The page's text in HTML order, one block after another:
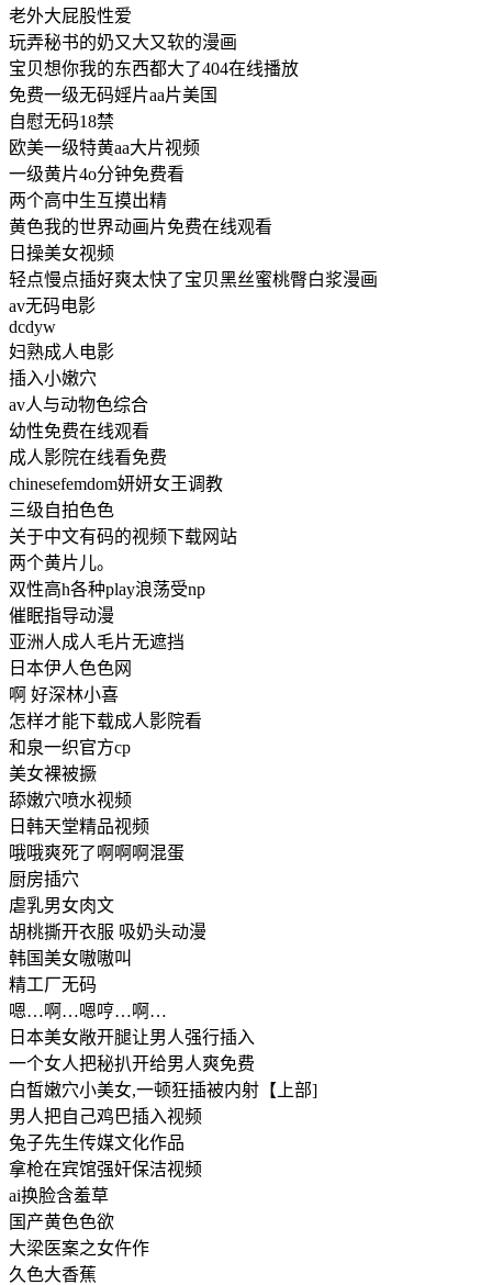
老外大屁股性爱
玩弄秘书的奶又大又软的漫画
宝贝想你我的东西都大了404在线播放
免费一级无码婬片aa片美国
自慰无码18禁
欧美一级特黄aa大片视频
一级黄片4o分钟免费看
两个高中生互摸出精
黄色我的世界动画片免费在线观看
日操美女视频
轻点慢点插好爽太快了宝贝黑丝蜜桃臀白浆漫画
av无码电影
dcdyw
妇熟成人电影
插入小嫩穴
av人与动物色综合
幼性免费在线观看
成人影院在线看免费
chinesefemdom妍妍女王调教
三级自拍色色
关于中文有码的视频下载网站
两个黄片儿。
双性高h各种play浪荡受np
催眠指导动漫
亚洲人成人毛片无遮挡
日本伊人色色网
啊 好深林小喜
怎样才能下载成人影院看
和泉一织官方cp
美女裸被撅
舔嫩穴喷水视频
日韩天堂精品视频
哦哦爽死了啊啊啊混蛋
厨房插穴
虐乳男女肉文
胡桃撕开衣服 吸奶头动漫
韩国美女嗷嗷叫
精工厂无码
嗯…啊…嗯哼…啊…
日本美女敞开腿让男人强行插入
一个女人把秘扒开给男人爽免费
白皙嫩穴小美女,一顿狂插被内射【上部]
男人把自己鸡巴插入视频
兔子先生传媒文化作品
拿枪在宾馆强奸保洁视频
ai换脸含羞草
国产黄色色欲
大梁医案之女仵作
久色大香蕉